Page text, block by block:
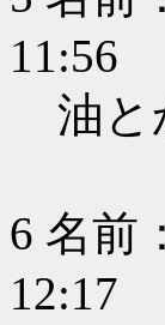
11:56
油と
6 名前：
12:17